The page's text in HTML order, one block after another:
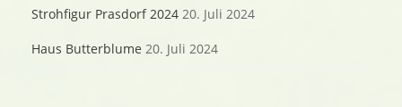
Strohfigur Prasdorf 2024 20. Juli 2024
Haus Butterblume 20. Juli 2024